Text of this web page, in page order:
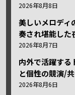
2026年8月8日
美しいメロディ
奏され堪能した
2026年8月7日
内外で活躍する
と個性の競演/
2026年8月6日